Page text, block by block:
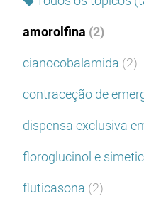
amorolfina (2)
cianocobalamida (2)
contraceção de
dispensa exclusiva
floroglucinol e
fluticasona (2)